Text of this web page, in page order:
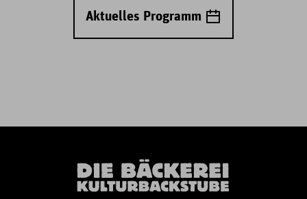
Aktuelles Programm